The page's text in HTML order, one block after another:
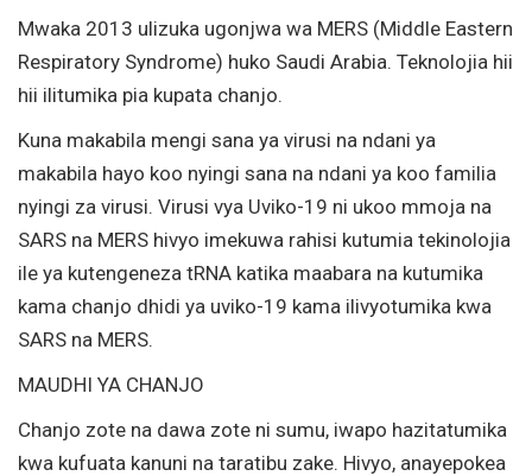
Mwaka 2013 ulizuka ugonjwa wa MERS (Middle Eastern
Respiratory Syndrome) huko Saudi Arabia. Teknolojia hii
hii ilitumika pia kupata chanjo.
Kuna makabila mengi sana ya virusi na ndani ya
makabila hayo koo nyingi sana na ndani ya koo familia
nyingi za virusi. Virusi vya Uviko-19 ni ukoo mmoja na
SARS na MERS hivyo imekuwa rahisi kutumia tekinolojia
ile ya kutengeneza tRNA katika maabara na kutumika
kama chanjo dhidi ya uviko-19 kama ilivyotumika kwa
SARS na MERS.
MAUDHI YA CHANJO
Chanjo zote na dawa zote ni sumu, iwapo hazitatumika
kwa kufuata kanuni na taratibu zake. Hivyo, anayepokea